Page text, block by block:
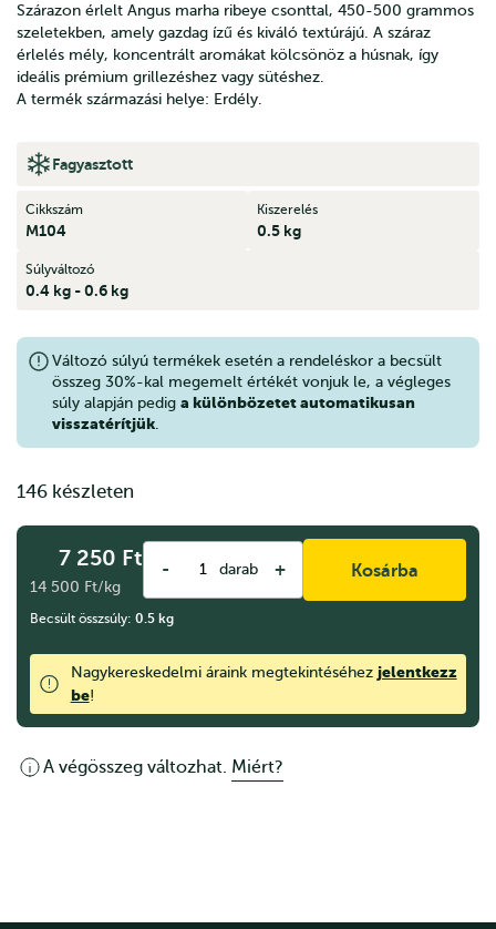
Szárazon érlelt Angus marha ribeye csonttal, 450-500 grammos
szeletekben, amely gazdag ízű és kiváló textúrájú. A száraz
érlelés mély, koncentrált aromákat kölcsönöz a húsnak, így
ideális prémium grillezéshez vagy sütéshez.
A termék származási helye: Erdély.
Fagyasztott
Cikkszám
M104
Kiszerelés
0.5 kg
Súlyváltozó
0.4 kg - 0.6 kg
Változó súlyú termékek esetén a rendeléskor a becsült
összeg 30%-kal megemelt értékét vonjuk le, a végleges
súly alapján pedig a különbözetet automatikusan
visszatérítjük
146 készleten
7 250 Ft
14 500 Ft/kg
- darab + Kosárba
Becsült összsúly: 0.5 kg
Nagykereskedelmi áraink megtekintéséhez jelentkezz
be!
A végösszeg változhat. Miért?